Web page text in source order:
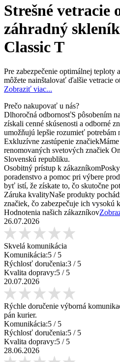
Strešné vetracie
záhradný
Classic T
Pre zabezpečenie optimálnej teploty
môžete nainštalovať ďalšie vetracie
Zobraziť viac...
Prečo nakupovať u nás?
Dlhoročná odbornosťS pôsobením
získali cenné skúsenosti a odborné
umožňujú lepšie rozumieť potrebám
Exkluzívne zastúpenie značiek
renomovaných svetových značiek
Slovenskú republiku.
Osobitný prístup k zákazníkom
poradenstvo a pomoc pri výbere
byť istí, že získate to, čo skutočne
Záruka kvalityNaše produkty
značiek, čo zabezpečuje ich vysokú
Hodnotenia našich zákazníkov
26.07.2026
Skvelá komunikácia
Komunikácia:5 / 5
Rýchlosť doručenia:3 / 5
Kvalita dopravy:5 / 5
20.07.2026
Rýchle doručenie výborná
pán kurier.
Komunikácia:5 / 5
Rýchlosť doručenia:5 / 5
Kvalita dopravy:5 / 5
28.06.2026